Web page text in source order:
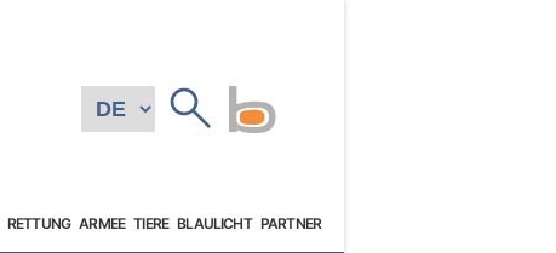
RETTUNG ARMEE TIERE BLAULICHT PARTNER